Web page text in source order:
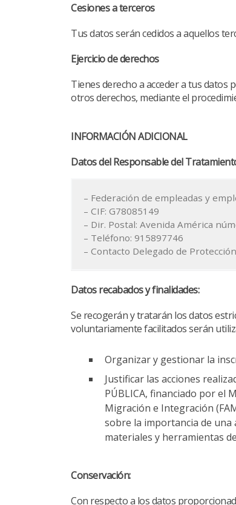
Cesiones a terceros
Tus datos serán cedidos a aquellos
Ejercicio de derechos
Tienes derecho a acceder a tus datos
otros derechos, mediante el
INFORMACIÓN ADICIONAL
Datos del Responsable del
– Federación de empleadas y
– CIF: G78085149
– Dir. Postal: Avenida América
– Teléfono: 915897746
– Contacto Delegado de
Datos recabados y finalidades:
Se recogerán y tratarán los datos
voluntariamente facilitados serán
Organizar y gestionar la
Justificar las acciones
PÚBLICA, financiado por el
Migración e Integración
sobre la importancia de una
materiales y herramientas
Conservación:
Con respecto a los datos